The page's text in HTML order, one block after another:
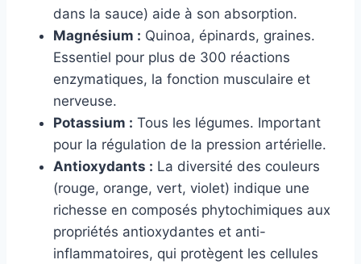
dans la sauce) aide à son absorption.
Magnésium : Quinoa, épinards, graines.
Essentiel pour plus de 300 réactions
enzymatiques, la fonction musculaire et
nerveuse.
Potassium : Tous les légumes. Important
pour la régulation de la pression artérielle.
Antioxydants : La diversité des couleurs
(rouge, orange, vert, violet) indique une
richesse en composés phytochimiques aux
propriétés antioxydantes et anti-
inflammatoires, qui protègent les cellules